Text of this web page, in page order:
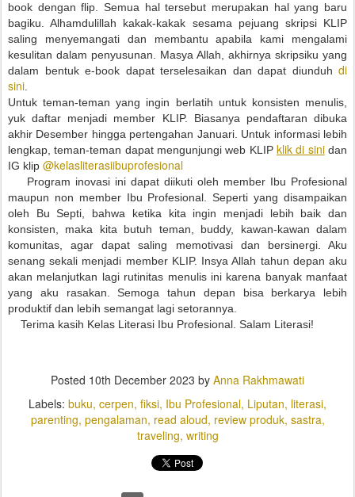
book dengan flip. Semua hal tersebut merupakan hal yang baru
bagiku. Alhamdulillah kakak-kakak sesama pejuang skripsi KLIP
saling menyemangati dan membantu apabila kami mengalami
kesulitan dalam penyusunan. Masya Allah, akhirnya skripsiku yang
dalam bentuk e-book dapat terselesaikan dan dapat diunduh di
sini
Untuk teman-teman yang ingin berlatih untuk konsisten menulis,
yuk daftar menjadi member KLIP. Biasanya pendaftaran dibuka
akhir Desember hingga pertengahan Januari. Untuk informasi lebih
lengkap, teman-teman dapat mengunjungi web KLIP klik di sinidan
IG klip @kelasliterasiibuprofesional
Program inovasi ini dapat diikuti oleh member Ibu Profesional
maupun non member Ibu Profesional. Seperti yang disampaikan
oleh Bu Septi, bahwa ketika kita ingin menjadi lebih baik dan
konsisten, maka kita butuh teman, buddy, kawan-kawan dalam
komunitas, agar dapat saling memotivasi dan bersinergi. Aku
senang sekali menjadi member KLIP. Insya Allah tahun depan aku
akan melanjutkan lagi rutinitas menulis ini karena banyak manfaat
yang aku rasakan. Semoga tahun depan bisa berkarya lebih
produktif dan lebih semangat lagi setorannya.
Terima kasih Kelas Literasi Ibu Profesional. Salam Literasi!
Posted 10th December 2023 by Anna Rakhmawati
Labels: buku cerpen fiksi Ibu Profesional Liputan literasi
parenting pengalaman read aloud review produk sastra
traveling writing